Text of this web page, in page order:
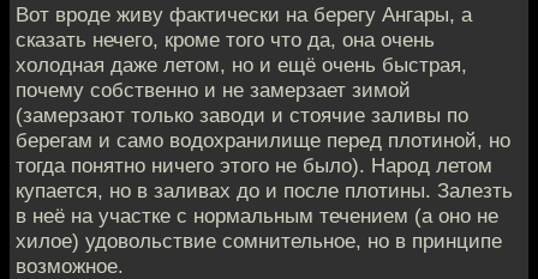
Вот вроде живу фактически на берегу Ангары, а
сказать нечего, кроме того что да, она очень
холодная даже летом, но и ещё очень быстрая,
почему собственно и не замерзает зимой
(замерзают только заводи и стоячие заливы по
берегам и само водохранилище перед плотиной, но
тогда понятно ничего этого не было). Народ летом
купается, но в заливах до и после плотины. Залезть
в неё на участке с нормальным течением (а оно не
хилое) удовольствие сомнительное, но в принципе
возможное.